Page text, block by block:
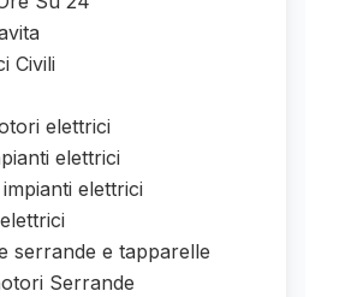
Civili
elettrici
elettrici
elettrici
serrande e tapparelle
Serrande